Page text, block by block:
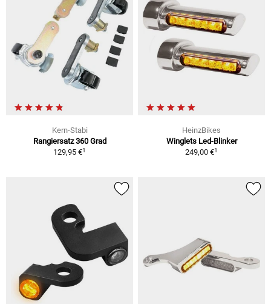
Kern-Stabi
Rangiersatz 360 Grad
129,95 €1
HeinzBikes
Winglets Led-Blinker
249,00 €1